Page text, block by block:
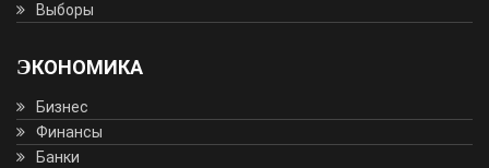
Выборы
ЭКОНОМИКА
Бизнес
Финансы
Банки